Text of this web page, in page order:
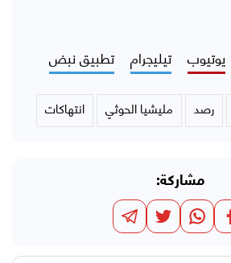
يوتيوب تيليجرام تطبيق نبض
رصد مليشيا الحوثي انتهاكات
مشاركة: